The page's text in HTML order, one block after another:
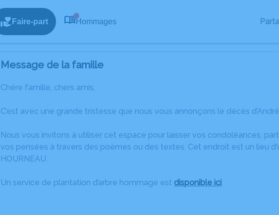
Faire-part Hommages
Message de la famille
Chère famille, chers amis,
C’est avec une grande tristesse que nous vous annonçons le décès
Nous vous invitons à utiliser cet espace pour laisser vos condoléances,
vos pensées à travers des poèmes ou des textes. Cet endroit est un lieu
HOURNEAU.
Un service de plantation d’arbre hommage est disponible ici.